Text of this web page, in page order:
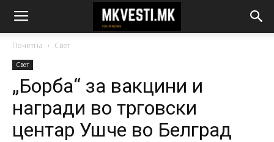
Почетна Свет
Свет
„Борба“ за вакцини и
награди во трговски
центар Ушче во Белград